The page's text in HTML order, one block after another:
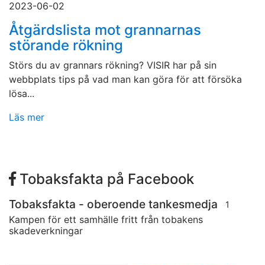
2023-06-02
Åtgärdslista mot grannarnas
störande rökning
Störs du av grannars rökning? VISIR har på sin
webbplats tips på vad man kan göra för att försöka
lösa...
Läs mer
Tobaksfakta på Facebook
Tobaksfakta - oberoende tankesmedja 1
Kampen för ett samhälle fritt från tobakens
skadeverkningar